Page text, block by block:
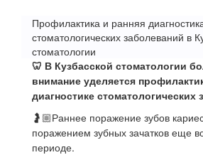
Профилактика и ранняя
стоматологических заболеваний в
стоматологии
🦷 В Кузбасской стоматологии
внимание уделяется
диагностике стоматологических
🤰🏼Раннее поражение зубов
поражением зубных зачатков еще
периоде.